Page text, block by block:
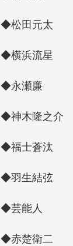
◆松田元太
◆横浜流星
◆永瀬廉
◆神木隆之介
◆福士蒼汰
◆羽生結弦
◆芸能人
◆赤楚衛二